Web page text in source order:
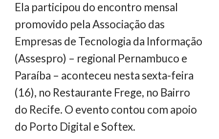
Ela participou do encontro mensal
promovido pela Associação das
Empresas de Tecnologia da Informação
(Assespro) – regional Pernambuco e
Paraíba – aconteceu nesta sexta-feira
(16), no Restaurante Frege, no Bairro
do Recife. O evento contou com apoio
do Porto Digital e Softex.